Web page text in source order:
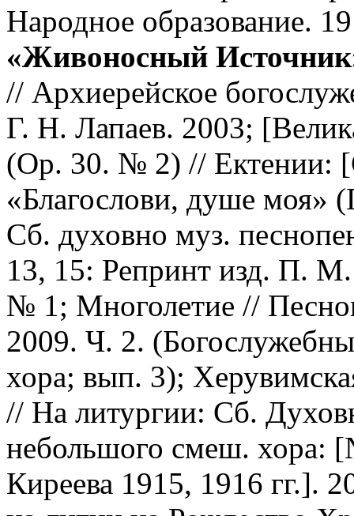
Народное образование.
«Живоносный
// Архиерейское
Г. Н. Лапаев. 2003;
(Op. 30. № 2) //
«Благослови, душе моя»
Сб. духовно муз.
13, 15: Репринт изд. П.
№ 1; Многолетие //
2009. Ч. 2.
хора; вып. 3);
// На литургии: Cб.
небольшого смеш. хора:
Киреева 1915, 1916 гг.].